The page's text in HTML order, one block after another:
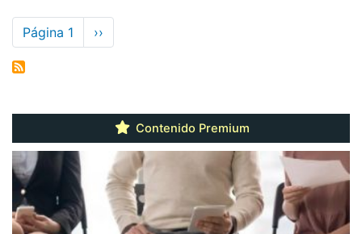
Paginación
Página 1
Siguiente
página
››
Contenido Premium